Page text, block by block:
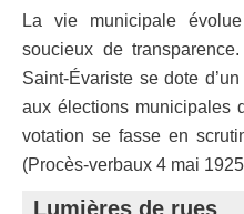
La vie municipale
soucieux de
Saint-Évariste se dote
aux élections municipales
votation se fasse en
(Procès-verbaux 4 mai
Lumières de rues